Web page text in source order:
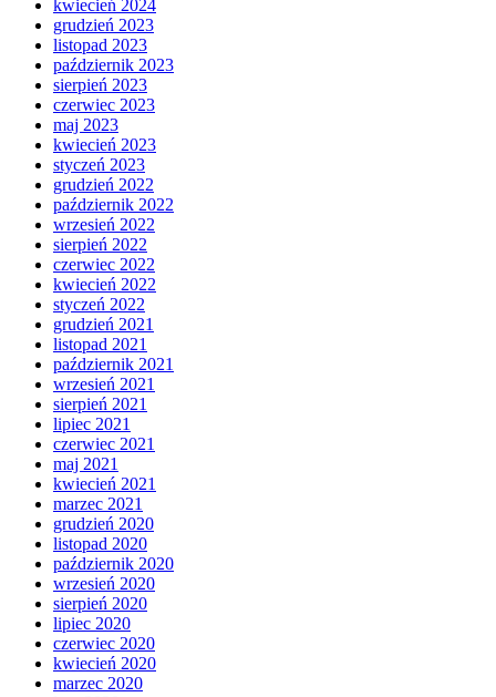
kwiecień 2024
grudzień 2023
listopad 2023
październik 2023
sierpień 2023
czerwiec 2023
maj 2023
kwiecień 2023
styczeń 2023
grudzień 2022
październik 2022
wrzesień 2022
sierpień 2022
czerwiec 2022
kwiecień 2022
styczeń 2022
grudzień 2021
listopad 2021
październik 2021
wrzesień 2021
sierpień 2021
lipiec 2021
czerwiec 2021
maj 2021
kwiecień 2021
marzec 2021
grudzień 2020
listopad 2020
październik 2020
wrzesień 2020
sierpień 2020
lipiec 2020
czerwiec 2020
kwiecień 2020
marzec 2020